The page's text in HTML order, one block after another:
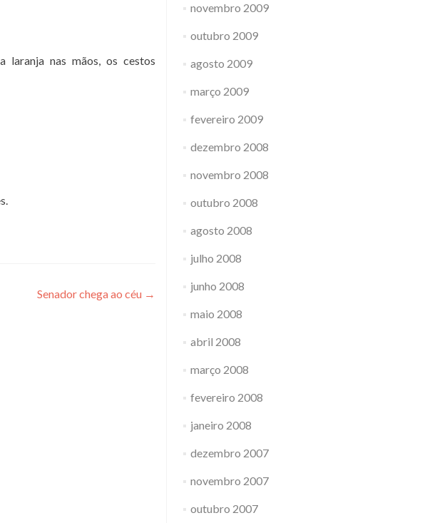
laranja nas mãos, os cestos
Senador chega ao céu →
novembro 2009
outubro 2009
agosto 2009
março 2009
fevereiro 2009
dezembro 2008
novembro 2008
outubro 2008
agosto 2008
julho 2008
junho 2008
maio 2008
abril 2008
março 2008
fevereiro 2008
janeiro 2008
dezembro 2007
novembro 2007
outubro 2007